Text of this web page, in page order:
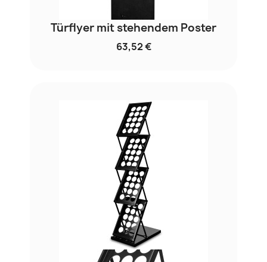
Türflyer mit stehendem Poster
63,52 €